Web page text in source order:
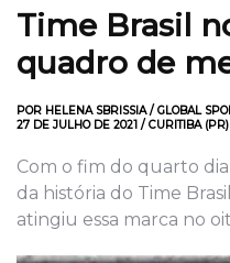
Time Brasil
quadro de
POR HELENA SBRISSIA / GLOBAL
27 DE JULHO DE 2021 / CURITIBA (PR)
Com o fim do quarto
da história do Time
atingiu essa marca no